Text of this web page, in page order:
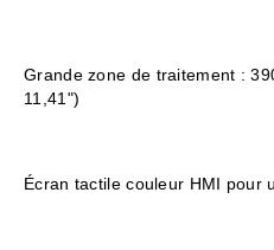
Grande zone de traitement :
11,41")
Écran tactile couleur HMI pour